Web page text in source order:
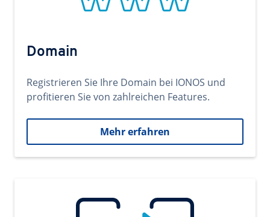
Domain
Registrieren Sie Ihre Domain bei IONOS und
profitieren Sie von zahlreichen Features.
Mehr erfahren